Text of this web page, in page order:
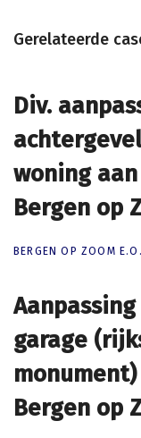
Gerelateerde
Div.
woning
Bergen op
Div.
woning
Bergen op
BERGEN OP ZOOM E.O.
garage
Bergen op
garage
Bergen op